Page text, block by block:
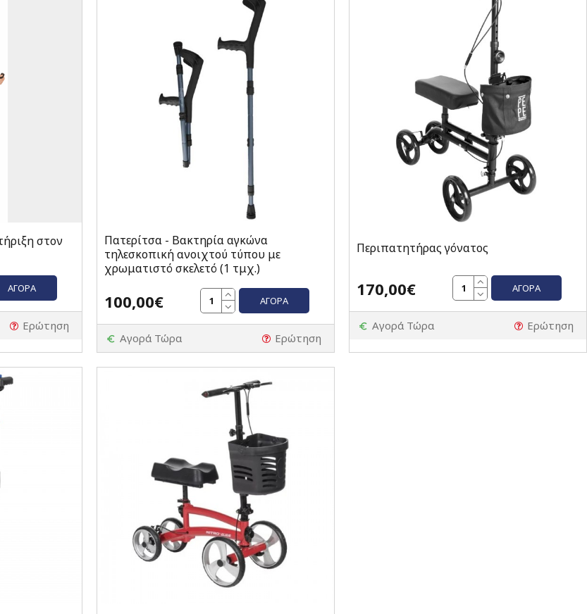
στον
ΑΓΟΡΆ
Ερώτηση
Πατερίτσα - Βακτηρία αγκώνα
τηλεσκοπική ανοιχτού τύπου με
χρωματιστό σκελετό (1 τμχ.)
100,00€ ΑΓΟΡΆ
Αγορά Τώρα Ερώτηση
Περιπατητήρας γόνατος
170,00€ ΑΓΟΡΆ
Αγορά Τώρα Ερώτηση